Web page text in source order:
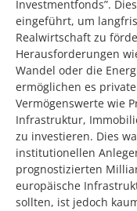
Investmentfonds”.
eingeführt, um
Realwirtschaft zu
Herausforderungen
Wandel oder die
ermöglichen es
Vermögenswerte wie
Infrastruktur,
zu investieren. Dies
institutionellen
prognostizierten
europäische
sollten, ist jedoch